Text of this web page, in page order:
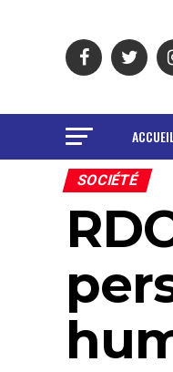
SOCIÉTÉ